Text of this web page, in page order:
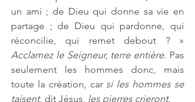
un ami ; de Dieu qui donne sa vie en
partage ; de Dieu qui pardonne, qui
Acclamez le Seigneur, terre entière. Pas
seulement les hommes donc, mais
toute la création, car si les hommes se
taisent, dit Jésus, les pierres crieront.